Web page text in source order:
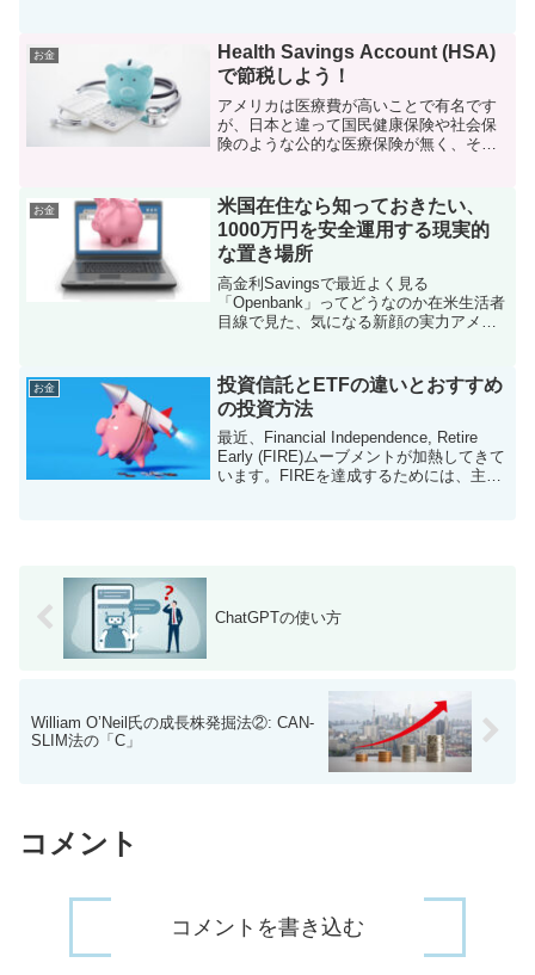
入してしっかりと咀嚼していただけ...
お金
Health Savings Account (HSA)
で節税しよう！
アメリカは医療費が高いことで有名です
が、日本と違って国民健康保険や社会保
険のような公的な医療保険が無く、それ
ます。民間の医療保険のプランは無数に
あり、一体どれを選べば良...
お金
米国在住なら知っておきたい、
1000万円を安全運用する現実的
な置き場所
高金利Savingsで最近よく見る
「Openbank」ってどうなのか在米生活者
目線で見た、気になる新顔の実力アメリ
た銀行があります。それが Openba...
お金
投資信託とETFの違いとおすすめ
の投資方法
最近、Financial Independence, Retire
Early (FIRE)ムーブメントが加熱してきて
います。FIREを達成するためには、主に
ChatGPTの使い方
William O’Neil氏の成長株発掘法②: CAN-
SLIM法の「C」
コメント
コメントを書き込む